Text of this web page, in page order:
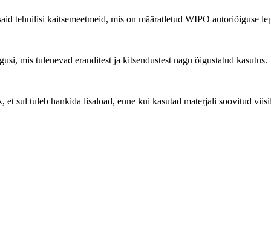
tehnilisi kaitsemeetmeid, mis on määratletud WIPO autoriõiguse
mis tulenevad eranditest ja kitsendustest nagu õigustatud kasutus.
sul tuleb hankida lisaload, enne kui kasutad materjali soovitud